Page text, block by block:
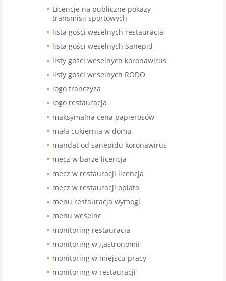
Licencje na publiczne pokazy
transmisji sportowych
lista gości weselnych restauracja
lista gości weselnych Sanepid
listy gości weselnych koronawirus
listy gości weselnych RODO
logo franczyza
logo restauracja
maksymalna cena papierosów
mała cukiernia w domu
mandat od sanepidu koronawirus
mecz w barze licencja
mecz w restauracji licencja
mecz w restauracji opłata
menu restauracja wymogi
menu weselne
monitoring restauracja
monitoring w gastronomii
monitoring w miejscu pracy
monitoring w restauracji